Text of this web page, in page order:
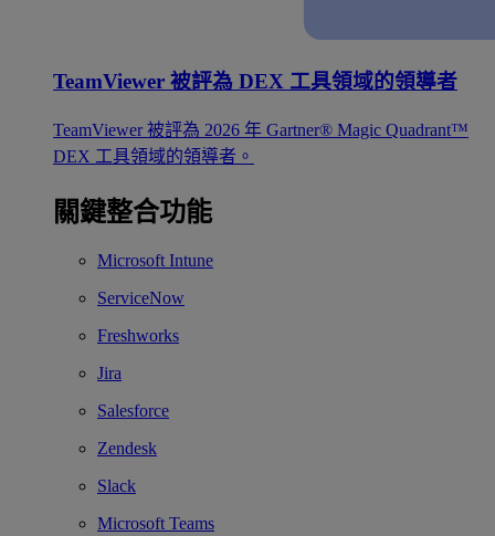
TeamViewer 被評為 DEX 工具領域的領導者
TeamViewer 被評為 2026 年 Gartner® Magic Quadrant™
DEX 工具領域的領導者。
關鍵整合功能
Microsoft Intune
ServiceNow
Freshworks
Jira
Salesforce
Zendesk
Slack
Microsoft Teams